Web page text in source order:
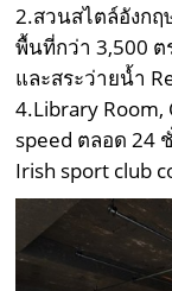
2.สวนสไตล์อังก
พื้นที่กว่า 3,500 ต
และสระว่ายน้ำ
4.Library Room,
speed ตลอด 24
Irish sport club